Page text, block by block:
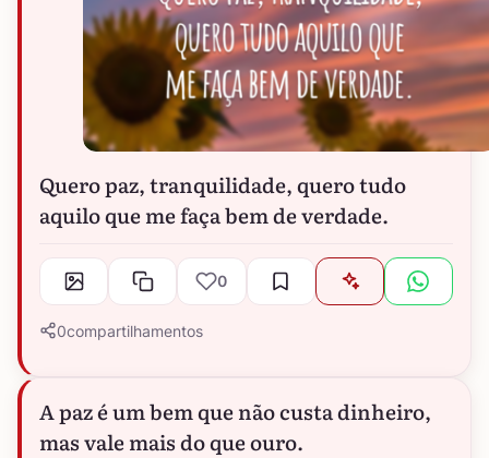
Quero paz, tranquilidade, quero tudo
aquilo que me faça bem de verdade.
0
0compartilhamentos
A paz é um bem que não custa dinheiro,
mas vale mais do que ouro.